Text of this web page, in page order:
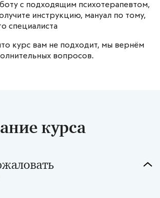
с подходящим психотерапевтом,
инструкцию, мануал по тому,
специалиста
курс вам не подходит, мы вернём
вопросов.
курса